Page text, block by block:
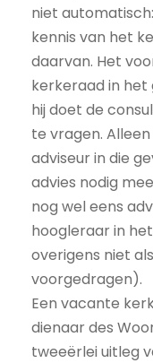
niet
kennis van het
daarvan. Het
kerkeraad in het
hij doet de
te vragen.
adviseur in die
advies nodig
nog wel eens
hoogleraar in
overigens niet
voorgedragen).
Een vacante
dienaar des
tweeërlei uitleg